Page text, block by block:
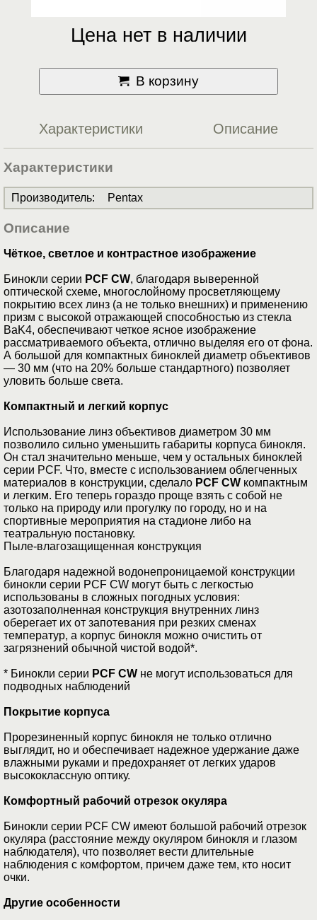
Цена нет в наличии
В корзину
Характеристики Описание
Характеристики
Производитель: Pentax
Описание
Чёткое, светлое и контрастное изображение
Бинокли серии PCF CW, благодаря выверенной
оптической схеме, многослойному просветляющему
покрытию всех линз (а не только внешних) и применению
призм с высокой отражающей способностью из стекла
BaK4, обеспечивают четкое ясное изображение
рассматриваемого объекта, отлично выделяя его от фона.
А большой для компактных биноклей диаметр объективов
— 30 мм (что на 20% больше стандартного) позволяет
уловить больше света.
Компактный и легкий корпус
Использование линз объективов диаметром 30 мм
позволило сильно уменьшить габариты корпуса бинокля.
Он стал значительно меньше, чем у остальных биноклей
серии PCF. Что, вместе с использованием облегченных
материалов в конструкции, сделало PCF CW компактным
и легким. Его теперь гораздо проще взять с собой не
только на природу или прогулку по городу, но и на
спортивные мероприятия на стадионе либо на
театральную постановку.
Пыле-влагозащищенная конструкция
Благодаря надежной водонепроницаемой конструкции
бинокли серии PCF CW могут быть с легкостью
использованы в сложных погодных условия:
азотозаполненная конструкция внутренних линз
оберегает их от запотевания при резких сменах
температур, а корпус бинокля можно очистить от
загрязнений обычной чистой водой*.
* Бинокли серии PCF CW не могут использоваться для
подводных наблюдений
Покрытие корпуса
Прорезиненный корпус бинокля не только отлично
выглядит, но и обеспечивает надежное удержание даже
влажными руками и предохраняет от легких ударов
высококлассную оптику.
Комфортный рабочий отрезок окуляра
Бинокли серии PCF CW имеют большой рабочий отрезок
окуляра (расстояние между окуляром бинокля и глазом
наблюдателя), что позволяет вести длительные
наблюдения с комфортом, причем даже тем, кто носит
очки.
Другие особенности